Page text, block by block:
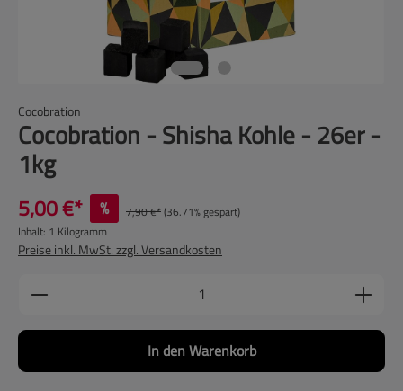
Cocobration
Cocobration - Shisha Kohle - 26er -
1kg
5,00 €* % 7,90 €*(36.71% gespart)
Inhalt: 1 Kilogramm
Preise inkl. MwSt. zzgl. Versandkosten
Produkt Anzahl: Gib den gewünschten
In den Warenkorb